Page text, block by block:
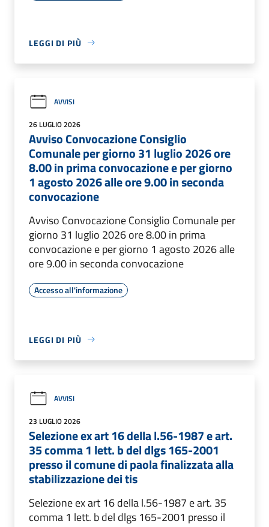
LEGGI DI PIÙ
AVVISI
26 LUGLIO 2026
Avviso Convocazione Consiglio
Comunale per giorno 31 luglio 2026 ore
8.00 in prima convocazione e per giorno
1 agosto 2026 alle ore 9.00 in seconda
convocazione
Avviso Convocazione Consiglio Comunale per
giorno 31 luglio 2026 ore 8.00 in prima
convocazione e per giorno 1 agosto 2026 alle
ore 9.00 in seconda convocazione
Accesso all'informazione
LEGGI DI PIÙ
AVVISI
23 LUGLIO 2026
Selezione ex art 16 della l.56-1987 e art.
35 comma 1 lett. b del dlgs 165-2001
presso il comune di paola finalizzata alla
stabilizzazione dei tis
Selezione ex art 16 della l.56-1987 e art. 35
comma 1 lett. b del dlgs 165-2001 presso il